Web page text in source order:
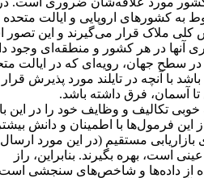
به کشورهای اروپایی و ایالت متحده
ملاک قرار می‌گیرند و این تصور
آنها در هر کشور و منطقه‌ای وجود
سطح جهان، رویه‌ای که در ایالت
با آنچه در تایلند مورد پذیرش قرار
آسمان، فرق داشته باشد.
خوبی تکالیف و وظایف خود را در این
از این فرمول‌ها با اطمینان و دانش
مستقیم (در این مورد
است، بهره بگیرند. بنابراین، راز
از داده‌ها و شاخص‌های سنجشی است